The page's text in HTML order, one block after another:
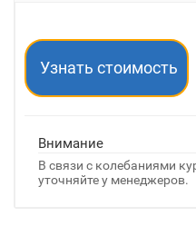
Узнать стоимость
Внимание
В связи с колебаниями
уточняйте у менеджеров.